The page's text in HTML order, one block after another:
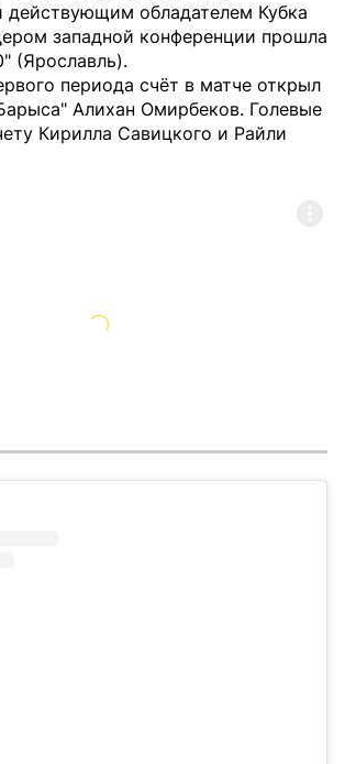
действующим обладателем Кубка
западной конференции прошла
(Ярославль).
периода счёт в матче открыл
Алихан Омирбеков. Голевые
Кирилла Савицкого и Райли